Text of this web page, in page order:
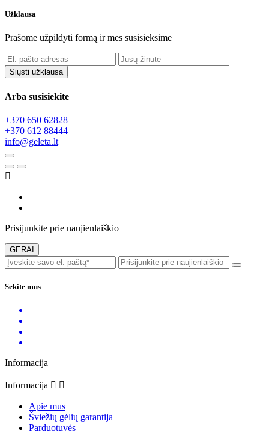
Užklausa
Prašome užpildyti formą ir mes susisieksime
Arba susisiekite
+370 650 62828
+370 612 88444
info@geleta.lt

Prisijunkite prie naujienlaiškio
Sekite mus
Informacija
Informacija  
Apie mus
Šviežių gėlių garantija
Parduotuvės